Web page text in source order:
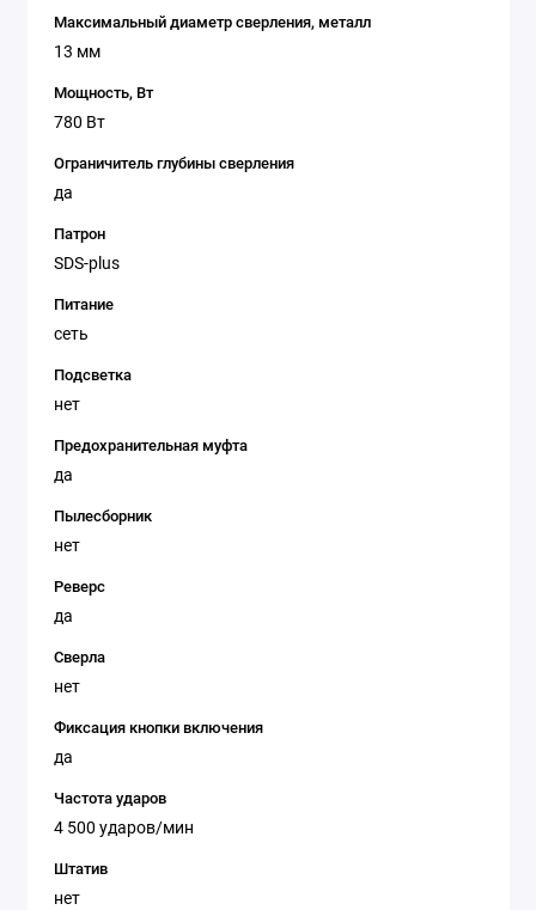
Максимальный диаметр сверления, металл
13 мм
Мощность, Вт
780 Вт
Ограничитель глубины сверления
да
Патрон
SDS-plus
Питание
сеть
Подсветка
нет
Предохранительная муфта
да
Пылесборник
нет
Реверс
да
Сверла
нет
Фиксация кнопки включения
да
Частота ударов
4 500 ударов/мин
Штатив
нет